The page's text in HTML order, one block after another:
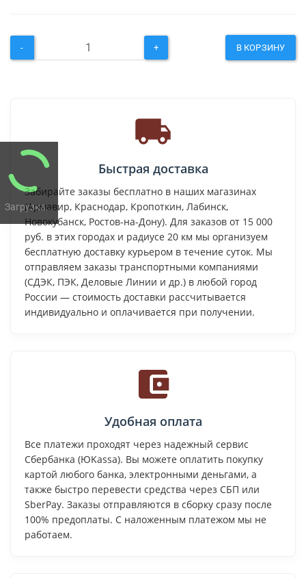
Загрузка...
- + В КОРЗИНУ
Быстрая доставка
Забирайте заказы бесплатно в наших магазинах
(Армавир, Краснодар, Кропоткин, Лабинск,
Новокубанск, Ростов-на-Дону). Для заказов от 15 000
руб. в этих городах и радиусе 20 км мы организуем
бесплатную доставку курьером в течение суток. Мы
отправляем заказы транспортными компаниями
(СДЭК, ПЭК, Деловые Линии и др.) в любой город
России — стоимость доставки рассчитывается
индивидуально и оплачивается при получении.
Удобная оплата
Все платежи проходят через надежный сервис
Сбербанка (ЮKassa). Вы можете оплатить покупку
картой любого банка, электронными деньгами, а
также быстро перевести средства через СБП или
SberPay. Заказы отправляются в сборку сразу после
100% предоплаты. С наложенным платежом мы не
работаем.